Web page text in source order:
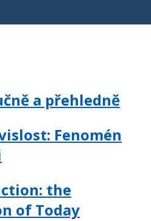
a přehledně
Fenomén
the
of Today